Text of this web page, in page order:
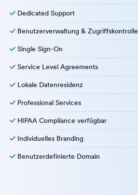
Dedicated Support
Benutzerverwaltung & Zugriffskontrolle
Single Sign-On
Service Level Agreements
Lokale Datenresidenz
Professional Services
HIPAA Compliance verfügbar
Individuelles Branding
Benutzerdefinierte Domain